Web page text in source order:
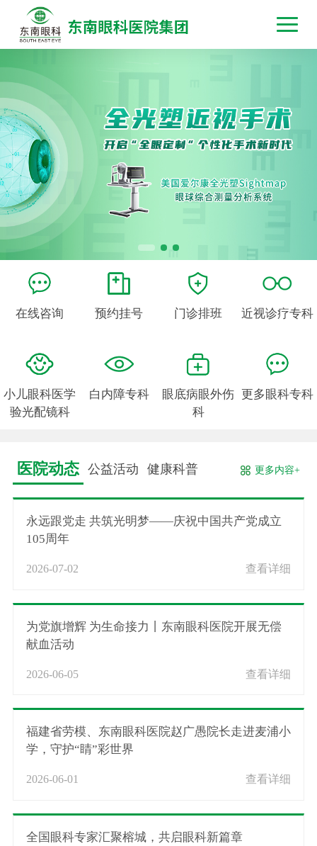
在线咨询 预约挂号 门诊排班 近视诊疗专科
小儿眼科医学
验光配镜科
白内障专科
眼底病眼外伤
科
更多眼科专科
医院动态 公益活动 健康科普 更多内容+
永远跟党走 共筑光明梦——庆祝中国共产党成立
105周年
2026-07-02 查看详细
为党旗增辉 为生命接力丨东南眼科医院开展无偿
献血活动
2026-06-05 查看详细
福建省劳模、东南眼科医院赵广愚院长走进麦浦小
学，守护“睛”彩世界
2026-06-01 查看详细
全国眼科专家汇聚榕城，共启眼科新篇章